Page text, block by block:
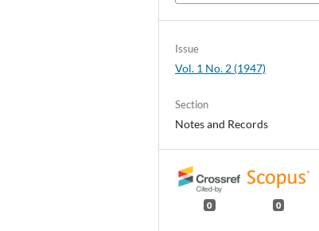
Issue
Vol. 1 No. 2 (1947)
Section
Notes and Records
0 0